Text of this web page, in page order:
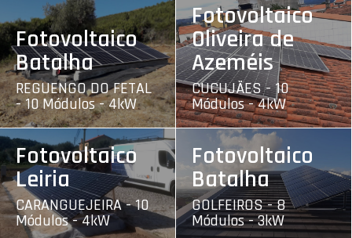
Fotovoltaico
Batalha
REGUENGO DO FETAL
- 10 Módulos - 4kW
Fotovoltaico
Oliveira de
Azeméis
CUCUJÃES - 10
Módulos - 4kW
Fotovoltaico
Leiria
CARANGUEJEIRA - 10
Módulos - 4kW
Fotovoltaico
Batalha
GOLFEIROS - 8
Módulos - 3kW